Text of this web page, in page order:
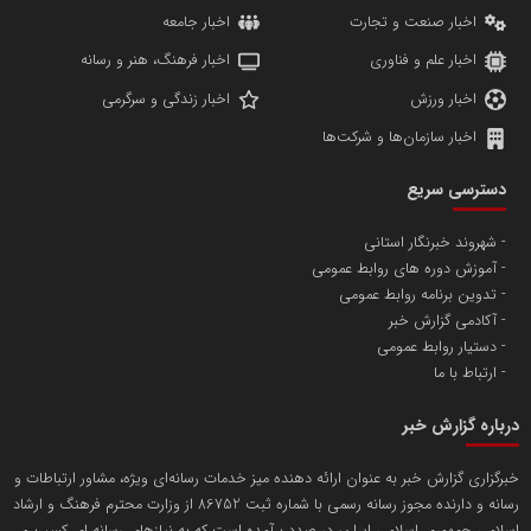
پایگاه اطلاع رسانی اعتلای نهادهای مردمی
تامین آهن اسفنجی تولیدکنندگان فولاد در کشور
تریبون
مسعودصادقی
اخبار صنعت و تجارت
اخبار جامعه
اخبار علم و فناوری
اخبار فرهنگ، هنر و رسانه
اخبار ورزش
اخبار زندگی و سرگرمی
اخبار سازمان‌ها و شرکت‌ها
دسترسی سریع
شهروند خبرنگار استانی
آموزش دوره های روابط عمومی
تدوین برنامه روابط عمومی
آکادمی گزارش خبر
دستیار روابط عمومی
ارتباط با ما
درباره گزارش خبر
خبرگزاری گزارش خبر به عنوان ارائه دهنده میز خدمات رسانه‌ای ویژه، مشاور ارتباطات و
رسانه و دارنده مجوز رسانه رسمی با شماره ثبت 86752 از وزارت محترم فرهنگ و ارشاد